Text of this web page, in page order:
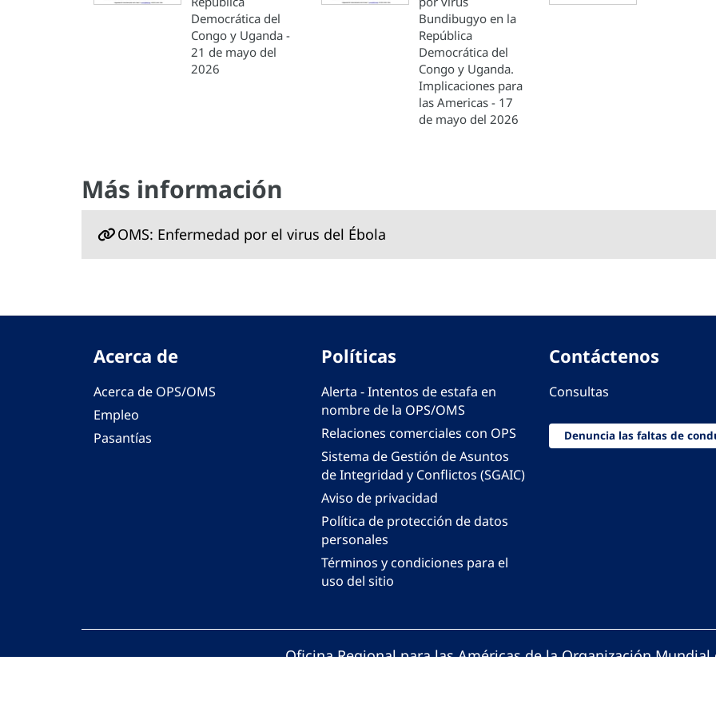
Democrática del
Congo y Uganda -
21 de mayo del
2026
Bundibugyo en la
República
Democrática del
Congo y Uganda.
Implicaciones para
las Americas - 17
de mayo del 2026
Más información
OMS: Enfermedad por el virus del Ébola
Acerca de
Acerca de OPS/OMS
Empleo
Pasantías
Políticas
Alerta - Intentos de estafa en
nombre de la OPS/OMS
Relaciones comerciales con OPS
Sistema de Gestión de Asuntos
de Integridad y Conflictos (SGAIC)
Aviso de privacidad
Política de protección de datos
personales
Términos y condiciones para el
uso del sitio
Contáctenos
Consultas
Denuncia las faltas de
Oficina Regional para las Américas de la Organización Mundial